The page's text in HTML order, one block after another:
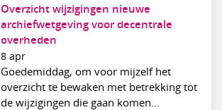
Overzicht wijzigingen nieuwe
archiefwetgeving voor decentrale
overheden
8 apr
Goedemiddag, om voor mijzelf het
overzicht te bewaken met betrekking tot
de wijzigingen die gaan komen...